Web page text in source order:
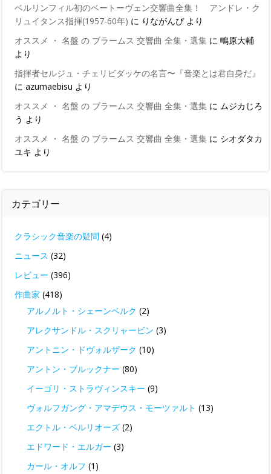
ベルリンフィル初のベートーヴェン交響曲全集！ アンドレ・ク
リュイタンス指揮(1957-60年) に りながんぴより
オススメ ・ 名盤 の ブラームス 交響曲 全集・選集 に 鴫原大輔
より
指揮者セルジュ・チェリビダッケの名言〜『音楽とは君自身だ』
に azumaebisu より
オススメ ・ 名盤 の ブラームス 交響曲 全集・選集 に ムジカじろ
う より
オススメ ・ 名盤 の ブラームス 交響曲 全集・選集 に シオダタカ
ユキ より
カテゴリー
クラシック音楽の疑問 (4)
ニュース (32)
レビュー (396)
作曲家 (418)
アルノルト・シェーンベルク (2)
アレクサンドル・スクリャービン (3)
アントニン・ドヴォルザーク (10)
アントン・ブルックナー (80)
イーゴリ・ストラヴィンスキー (9)
ヴォルフガング・アマデウス・モーツァルト (13)
エクトル・ベルリオーズ (2)
エドワード・エルガー (3)
カール・オルフ (1)